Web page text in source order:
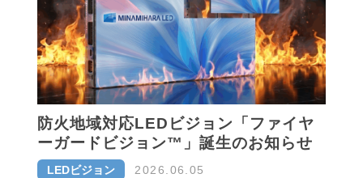
防火地域対応LEDビジョン「ファイヤ
ーガードビジョン™」誕生のお知らせ
LEDビジョン
2026.06.05